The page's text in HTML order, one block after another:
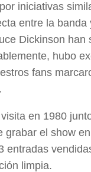
iniciativas
entre la banda
Dickinson han
hubo
fans
en 1980
grabar el show en
entradas
limpia.